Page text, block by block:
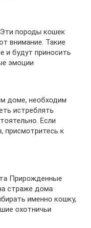
породы кошек
внимание. Такие
и будут приносить
эмоции
доме, необходим
истреблять
Если
присмотритесь к
Прирожденные
страже дома
именно кошку,
охотничьи